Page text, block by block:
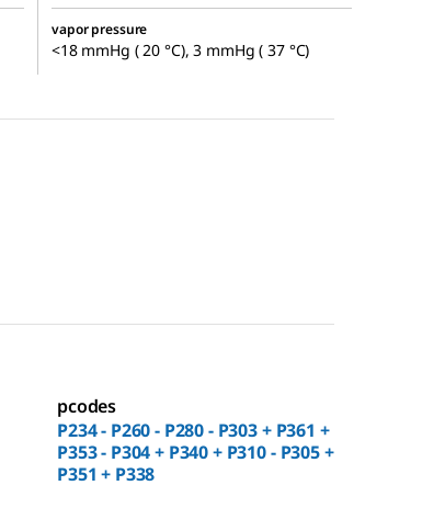
vapor pressure
<18 mmHg ( 20 °C), 3 mmHg ( 37 °C)
pcodes
P234 - P260 - P280 - P303 + P361 +
P353 - P304 + P340 + P310 - P305 +
P351 + P338